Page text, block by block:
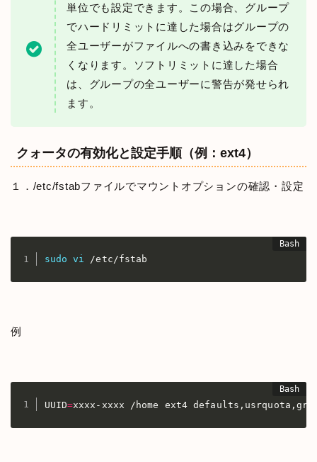
単位でも設定できます。この場合、グループ
でハードリミットに達した場合はグループの
全ユーザーがファイルへの書き込みをできな
くなります。ソフトリミットに達した場合
は、グループの全ユーザーに警告が発せられ
ます。
クォータの有効化と設定手順（例：ext4）
１．/etc/fstabファイルでマウントオプションの確認・設定
sudo vi /etc/fstab
例
UUID=xxxx-xxxx /home ext4